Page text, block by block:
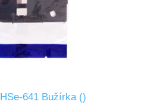
641 Bužírka ()